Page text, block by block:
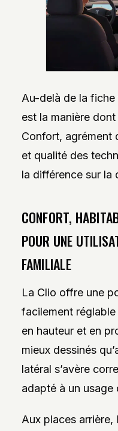
Au-delà de la
est la manière
Confort, agrément
et qualité des
la différence sur la
CONFORT,
POUR UNE
FAMILIALE
La Clio offre une
facilement
en hauteur et en
mieux dessinés
latéral s’avère
adapté à un usage
Aux places arrière,